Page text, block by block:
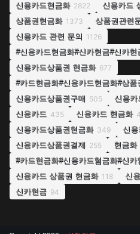
신용카드현금화 2822 신용카드
상품권현금화 1373 상품권관련
신용카드 관련 문의 1126
#신용카드현금화#신카현금#신카현
신용카드상품권 현금화 677
#카드현금화#신용카드현금화#상품
신용카드상품권구매 505 신용카
신용카드 435 신용카드 현금화
신용카드상품권현금화 349 신
신용카드상품권결제 255 현금화
#카드현금화#신용카드혐금화#신카
신용카드 상품권 현금화 118 신
신카현금 94